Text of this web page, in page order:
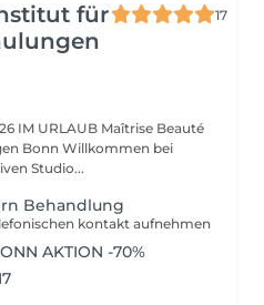
für
17
Maîtrise Beauté
bei
exklusiven Studio...
Behandlung
kontakt aufnehmen
AKTION -70%